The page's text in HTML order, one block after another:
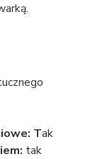
Tak
tak